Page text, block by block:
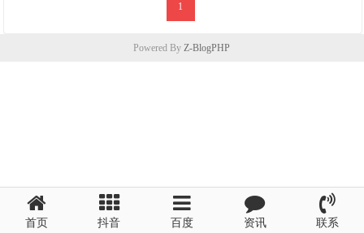
1
Powered ByZ-BlogPHP
首页 抖音 百度 资讯 联系